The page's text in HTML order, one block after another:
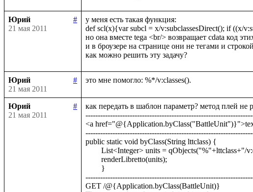
Юрий
#
21 мая 2011
у меня есть такая функция:
def scl(x){var subcl = x/v:subclassesDirect(); if
но она вместе tega <br/> возвращает сdata код
и в броузере на странице они не тегами и
Юрий
#
21 мая 2011
Юрий
#
21 мая 2011
как передать в шаблон параметр? метод плей не
<a
public static void byClass(String lttclass) {
GET /@{Application.byClass(BattleUnit)}